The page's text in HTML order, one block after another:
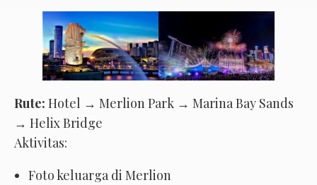
Rute: Hotel → Merlion Park → Marina Bay Sands
→ Helix Bridge
Aktivitas:
Foto keluarga di Merlion